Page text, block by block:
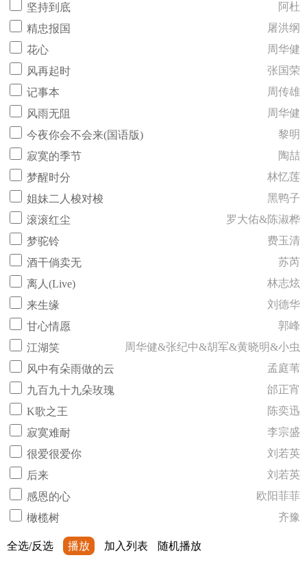
坚持到底
阿杜
精忠报国
屠洪纲
花心
周华健
风再起时
张国荣
记事本
周传雄
风雨无阻
周华健
今夜你会不会来(国语版)
黎明
寂寞的季节
陶喆
梦醒时分
林忆莲
姐妹二人梭对梭
黑鸭子
滚滚红尘
罗大佑&陈淑桦
梦驼铃
费玉清
酒干倘卖无
苏芮
离人(Live)
林志炫
来生缘
刘德华
甘心情愿
郭峰
江湖笑
周华健&张纪中&胡军&黄晓明&小虫
风中有朵雨做的云
孟庭苇
九百九十九朵玫瑰
邰正宵
K歌之王
陈奕迅
寂寞难耐
李宗盛
很爱很爱你
刘若英
后来
刘若英
感恩的心
欧阳菲菲
橄榄树
齐豫
全选/反选 播放 加入列表 随机播放